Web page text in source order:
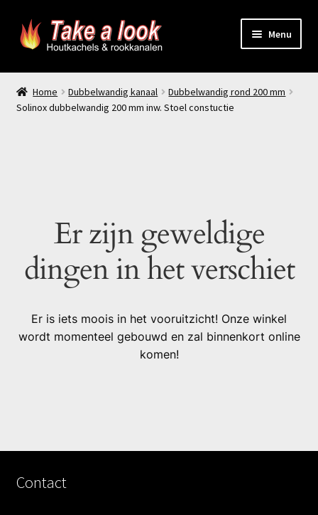
Ga
door
Ga
naar
Menu
Home
Prijsindicatie rookkanaal
Producten
Home Dubbelwandig kanaal
Dubbelwandig rond 200 mm
Solinox dubbelwandig 200 mm inw. Stoel constuctie
Er zijn geweldige
dingen in het verschiet
Er is iets moois in het vooruitzicht! Onze winkel
wordt momenteel gebouwd en zal binnenkort online
komen!
Contact